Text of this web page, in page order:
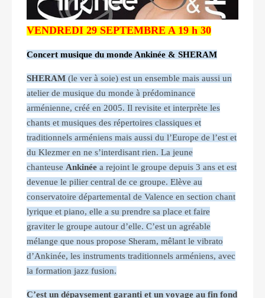
VENDREDI 29 SEPTEMBRE A 19 h 30
Concert musique du monde Ankinée & SHERAM
SHERAM (le ver à soie) est un ensemble mais aussi un
atelier de musique du monde à prédominance
arménienne, créé en 2005. Il revisite et interprète les
chants et musiques des répertoires classiques et
traditionnels arméniens mais aussi du l’Europe de l’est et
du Klezmer en ne s’interdisant rien. La jeune
chanteuse Ankinée a rejoint le groupe depuis 3 ans et est
devenue le pilier central de ce groupe. Elève au
conservatoire départemental de Valence en section chant
lyrique et piano, elle a su prendre sa place et faire
graviter le groupe autour d’elle. C’est un agréable
mélange que nous propose Sheram, mêlant le vibrato
d’Ankinée, les instruments traditionnels arméniens, avec
la formation jazz fusion.
C’est un dépaysement garanti et un voyage au fin fond